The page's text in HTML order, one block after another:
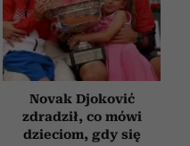
Novak Djoković
zdradził, co mówi
dzieciom, gdy się